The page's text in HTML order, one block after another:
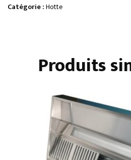
500
Catégorie :Hotte
Produits